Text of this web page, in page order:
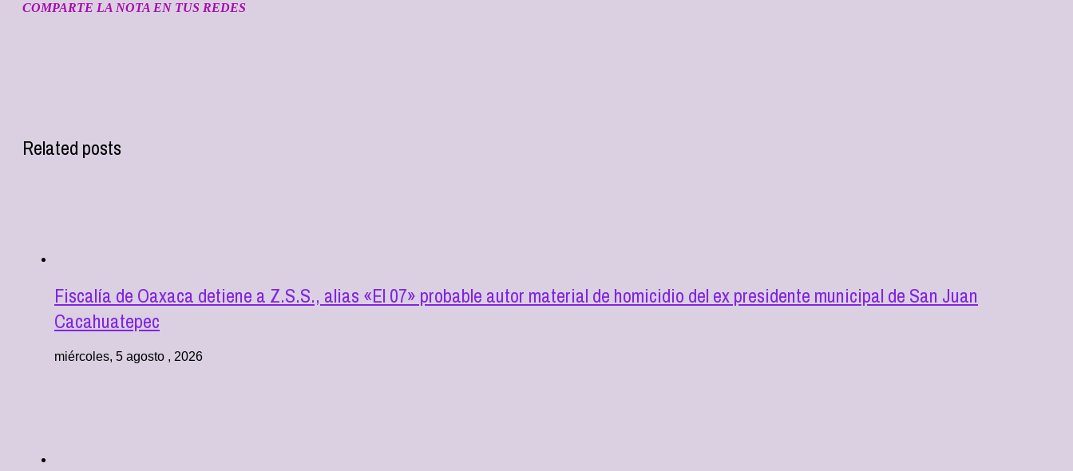
COMPARTE LA NOTA EN TUS REDES
Related posts
Fiscalía de Oaxaca detiene a Z.S.S., alias «El 07» probable autor material de homicidio del ex presidente municipal de San Juan
Cacahuatepec
miércoles, 5 agosto , 2026